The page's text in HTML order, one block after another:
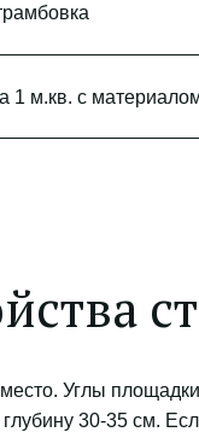
1 м.кв. с
место. Углы
30-35 см.